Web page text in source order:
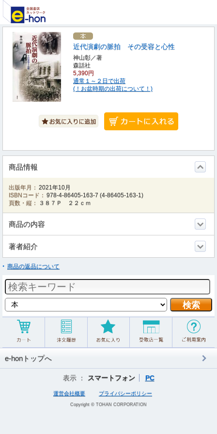
近代演劇の脈拍 その受容と心性
神山彰／著
森話社
5,390円
通常１～２日で出荷
(！お盆時期の出荷について！)
商品情報
出版年月： 2021年10月
ISBNコード： 978-4-86405-163-7 (4-86405-163-1)
頁数・縦：
３８７Ｐ ２２ｃｍ
商品の内容
著者紹介
商品の返品について
e-honトップへ
表示 ： スマートフォン PC
運営会社概要 プライバシーポリシー
Copyright © TOHAN CORPORATION